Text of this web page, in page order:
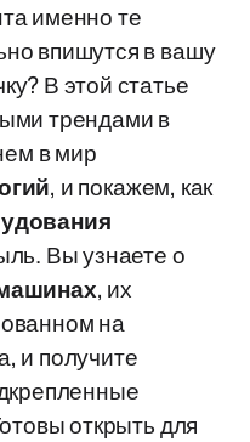
именно те
впишутся в вашу
В этой статье
трендами в
в мир
, и покажем, как
Вы узнаете о
, их
на
и получите
открыть для